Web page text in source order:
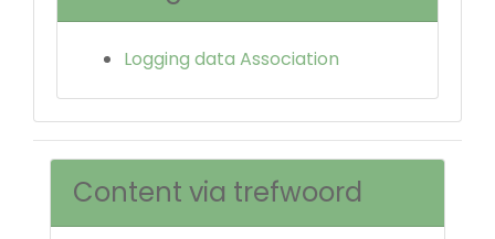
Logging data Association
Content via trefwoord